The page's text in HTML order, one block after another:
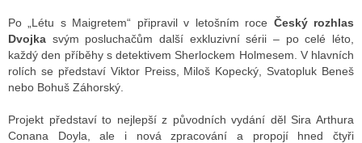
VYSÍLAČE
INTERNET
RÁDIA
Po „Létu s Maigretem“ připravil v letošním roce Český rozhlas
Dvojka svým posluchačům další exkluzivní sérii – po celé léto,
každý den příběhy s detektivem Sherlockem Holmesem. V hlavních
rolích se představí Viktor Preiss, Miloš Kopecký, Svatopluk Beneš
nebo Bohuš Záhorský.
Projekt představí to nejlepší z původních vydání děl Sira Arthura
Conana Doyla, ale i nová zpracování a propojí hned čtyři